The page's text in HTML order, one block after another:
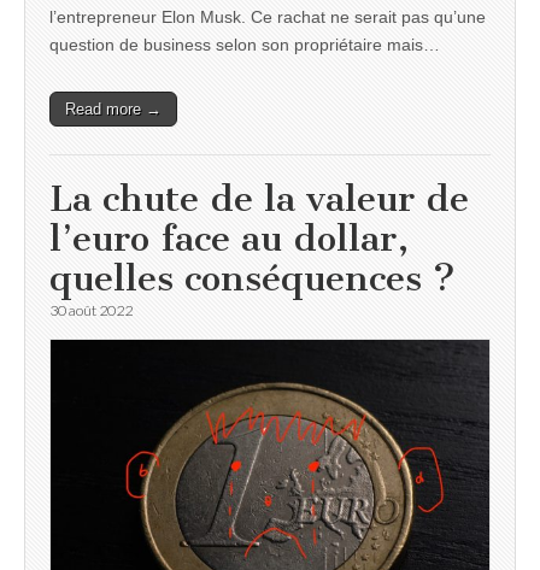
l’entrepreneur Elon Musk. Ce rachat ne serait pas qu’une
question de business selon son propriétaire mais…
Read more →
La chute de la valeur de
l’euro face au dollar,
quelles conséquences ?
30 août 2022